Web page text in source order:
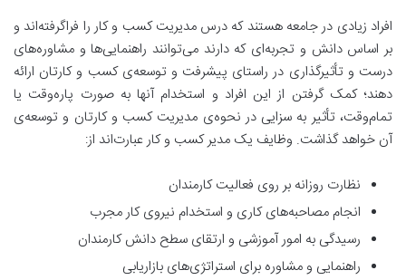
افراد زیادی در جامعه هستند که درس مدیریت کسب و کار را فراگرفته‌اند و
بر اساس دانش و تجربه‌ای که دارند می‌توانند راهنمایی‌ها و مشاوره‌های
درست و تأثیرگذاری در راستای پیشرفت و توسعه‌ی کسب و کارتان ارائه
دهند؛ کمک گرفتن از این افراد و استخدام آنها به صورت پاره‌وقت یا
تمام‌وقت، تأثیر به سزایی در نحوه‌ی مدیریت کسب و کارتان و توسعه‌ی
آن خواهد گذاشت. وظایف یک مدیر کسب و کار عبارت‌اند از:
نظارت روزانه بر روی فعالیت کارمندان
انجام مصاحبه‌های کاری و استخدام نیروی کار مجرب
رسیدگی به امور آموزشی و ارتقای سطح دانش کارمندان
راهنمایی و مشاوره برای استراتژی‌های بازاریابی